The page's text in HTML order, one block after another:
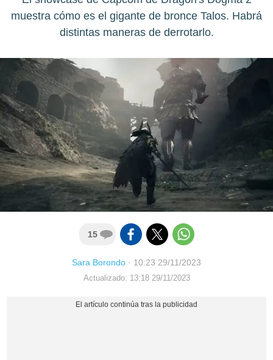
muestra cómo es el gigante de bronce Talos. Habrá
distintas maneras de derrotarlo.
15
Sara Borondo · 10:23 29/11/2023
Actualizado: 13:18 29/11/2023